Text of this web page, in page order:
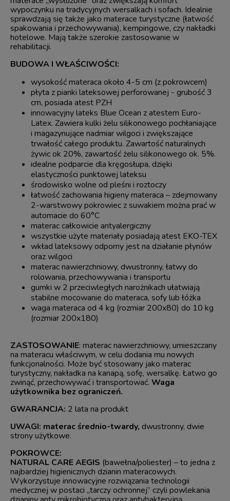
wypoczynku na tradycyjnych wersalkach i sofach. Idealnie
sprawdzają się także jako materace turystyczne (łatwość
spakowania i przechowywania), kempingowe, czy nakładki
hotelowe. Mają także szerokie zastosowanie w
rehabilitacji.
BUDOWA I WŁAŚCIWOŚCI:
wysokość materaca około 4-5 cm (z pokrowcem)
płyta z pianki lateksowej perforowanej - grubość 3
cm, posiada atest PZH
innowacyjny lateks Blue Ocean z atestem Euro-
Latex. Zawiera kulki żelu silikonowego pochłaniające
i magazynujące nadmiar wilgoci i zwiększające
trwałość całego produktu. Zawartość naturalnych
żywic ok 20%, zawartość żelu silikonowego ok. 5%.
idealne podparcie dla kręgosłupa, dzięki
elastyczności punktowej lateksu
środowisko wolne od pleśni i roztoczy
łatwość zachowania higieny materaca – zdejmowany
2-warstwowy pokrowiec z suwakiem można prać w
automacie do 60°C
materac całkowicie antyalergiczny
wszystkie użyte materiały posiadają atest EKO-TEX
wkład lateksowy odporny jest na działanie płynów
oraz wilgoci
materac nawierzchniowy, dwustronny, łatwy do
rolowania, przechowywania i transportu
gumki w 2 przeciwległych narożnikach ułatwiają
stabilne mocowanie do materaca, sofy lub łóżka
waga materaca od 4 kg (rozmiar 200x80) do 10 kg
(rozmiar 200x180)
ZASTOSOWANIE: materac nawierzchniowy, umieszczany
na materacu właściwym, w celu dodania mu nowych
funkcjonalności. Może być stosowany jako materac
turystyczny, nakładka na kanapą, sofę, wersalkę. Łatwo go
zwinąć, przechowywać i transportować. Waga
użytkownika bez ograniczeń.
GWARANCJA: 2 lata na produkt
UWAGI: materac średnio-twardy, dwustronny, dwie
strony użytkowe.
POKROWCE:
NATURAL CARE AEGIS (bawełna/poliester) – to jedna z
najbardziej higienicznych dzianin materacowych.
Wykorzystuje innowacyjne rozwiązania technologii
medycznej w postaci „tarczy ochronnej” czyli powlekania